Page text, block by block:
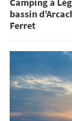
bassin
Ferret